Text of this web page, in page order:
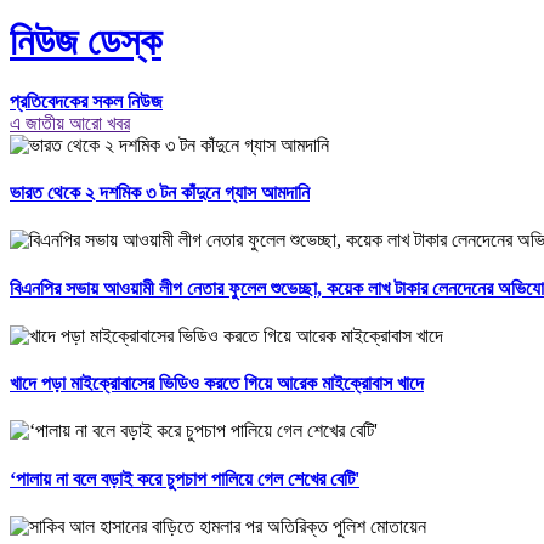
নিউজ ডেস্ক
প্রতিবেদকের সকল নিউজ
এ জাতীয় আরো খবর
ভারত থেকে ২ দশমিক ৩ টন কাঁদুনে গ্যাস আমদানি
বিএনপির সভায় আওয়ামী লীগ নেতার ফুলেল শুভেচ্ছা, কয়েক লাখ টাকার লেনদেনের
খাদে পড়া মাইক্রোবাসের ভিডিও করতে গিয়ে আরেক মাইক্রোবাস খাদে
‘পালায় না বলে বড়াই করে চুপচাপ পালিয়ে গেল শেখের বেটি'